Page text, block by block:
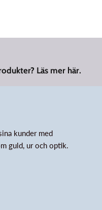
Läs mer här.
kunder med
guld, ur och optik.